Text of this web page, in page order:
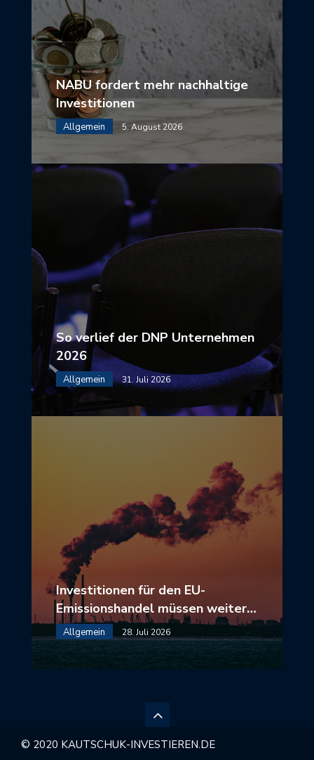
NABU fordert mehr nachhaltige
Investitionen
Allgemein 5. August 2026
So verlief der DNP Unternehmen
2026
Allgemein 31. Juli 2026
Investitionen für den EU-
Emissionshandel müssen weiter…
Allgemein 28. Juli 2026
© 2020 KAUTSCHUK-INVESTIEREN.DE